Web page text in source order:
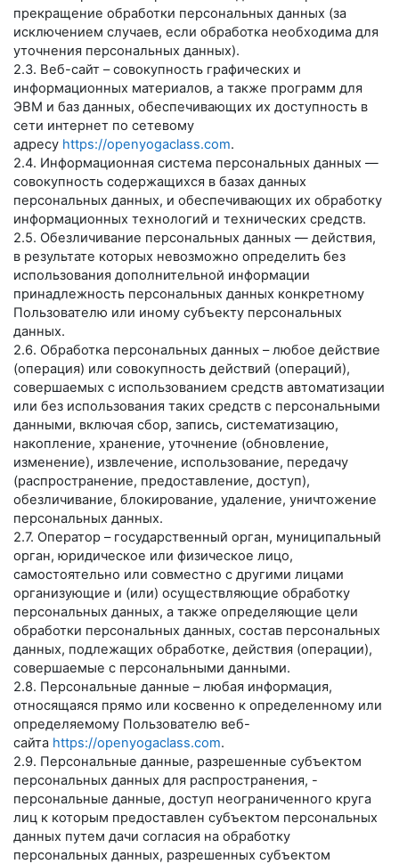
прекращение обработки персональных данных (за
исключением случаев, если обработка необходима для
уточнения персональных данных).
2.3. Веб-сайт – совокупность графических и
информационных материалов, а также программ для
ЭВМ и баз данных, обеспечивающих их доступность в
сети интернет по сетевому
адресу https://openyogaclass.com.
2.4. Информационная система персональных данных —
совокупность содержащихся в базах данных
персональных данных, и обеспечивающих их обработку
информационных технологий и технических средств.
2.5. Обезличивание персональных данных — действия,
в результате которых невозможно определить без
использования дополнительной информации
принадлежность персональных данных конкретному
Пользователю или иному субъекту персональных
данных.
2.6. Обработка персональных данных – любое действие
(операция) или совокупность действий (операций),
совершаемых с использованием средств автоматизации
или без использования таких средств с персональными
данными, включая сбор, запись, систематизацию,
накопление, хранение, уточнение (обновление,
изменение), извлечение, использование, передачу
(распространение, предоставление, доступ),
обезличивание, блокирование, удаление, уничтожение
персональных данных.
2.7. Оператор – государственный орган, муниципальный
орган, юридическое или физическое лицо,
самостоятельно или совместно с другими лицами
организующие и (или) осуществляющие обработку
персональных данных, а также определяющие цели
обработки персональных данных, состав персональных
данных, подлежащих обработке, действия (операции),
совершаемые с персональными данными.
2.8. Персональные данные – любая информация,
относящаяся прямо или косвенно к определенному или
определяемому Пользователю веб-
сайта https://openyogaclass.com.
2.9. Персональные данные, разрешенные субъектом
персональных данных для распространения, -
персональные данные, доступ неограниченного круга
лиц к которым предоставлен субъектом персональных
данных путем дачи согласия на обработку
персональных данных, разрешенных субъектом